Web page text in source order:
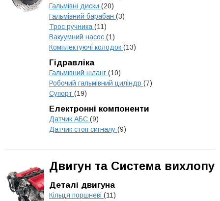
Гальмівні диски (20)
Гальмівний барабан (3)
Трос ручника (11)
Вакуумний насос (1)
Комплектуючі колодок (13)
Гідравліка
Гальмівний шланг (10)
Робочий гальмівний циліндр (7)
Супорт (19)
Електронні компоненти
Датчик АБС (9)
Датчик стоп сигналу (9)
Двигун та Система вихлопу
Деталі двигуна
Кільця поршневі (11)